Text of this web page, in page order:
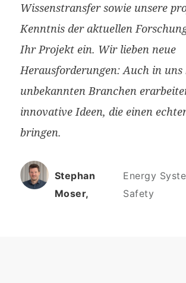
English
Wissenstransfer sowie unsere
Kenntnis der aktuellen
Ihr Projekt ein. Wir lieben neue
Herausforderungen: Auch in uns
unbekannten Branchen
innovative Ideen, die einen
bringen.
Stephan
Moser,
Energy
Safety